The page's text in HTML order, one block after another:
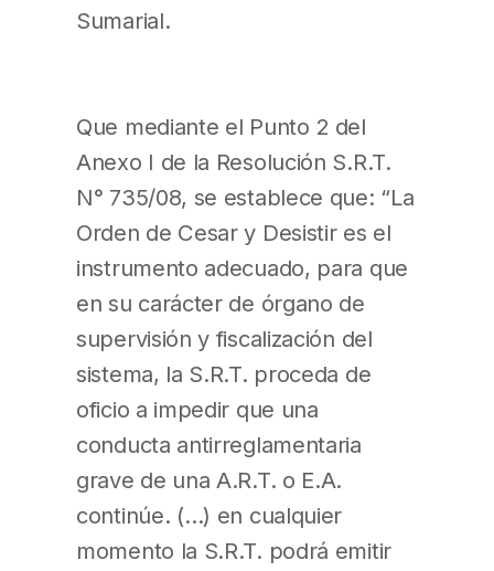
Sumarial.
Que mediante el Punto 2 del
Anexo I de la Resolución S.R.T.
N° 735/08, se establece que: “La
Orden de Cesar y Desistir es el
instrumento adecuado, para que
en su carácter de órgano de
supervisión y fiscalización del
sistema, la S.R.T. proceda de
oficio a impedir que una
conducta antirreglamentaria
grave de una A.R.T. o E.A.
continúe. (…) en cualquier
momento la S.R.T. podrá emitir